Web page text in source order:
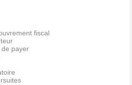
fiscal
payer